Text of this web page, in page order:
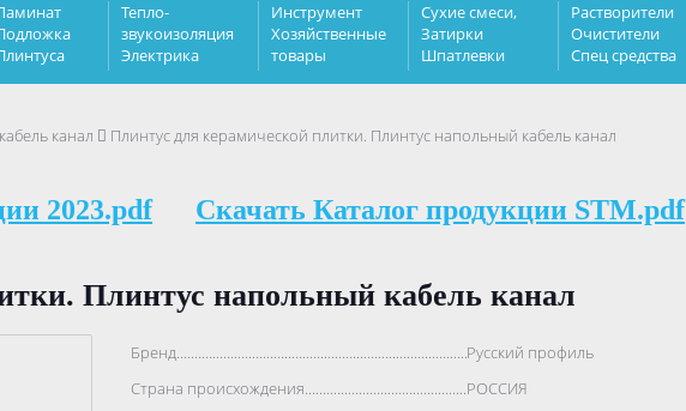
Тепло-
звукоизоляция
Электрика
Инструмент
Хозяйственные
товары
Сухие смеси,
Затирки
Шпатлевки
Растворители
Очистители
Спец средства
канал Плинтус для керамической плитки. Плинтус напольный кабель канал
2023.pdf Скачать Каталог продукции STM.pdf
Плинтус напольный кабель канал
Бренд..................................................................................Русский профиль
Страна происхождения..................................................................................
РОССИЯ